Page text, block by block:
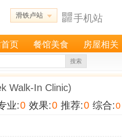
滑铁卢站 手机站
页 餐馆美食 房屋相关
搜索
Walk-In Clinic)
业:0 效果:0 推荐:0 综合:0